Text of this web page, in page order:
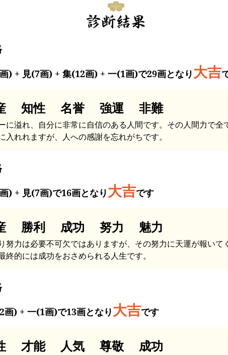
) + 見(7画) + 集(12画) + 一(1画)で29画となり 大吉
知性 名誉 強運 非難
に溢れ、自分に非常に自信のある人間です。その人間力で全
入れれますが、人への感謝を忘れがちです。
) + 見(7画)で16画となり 大吉です
勝利 成功 努力 魅力
努力は必要不可欠ではありますが、その努力に天運が報いて
終的には成功をおさめられる人生です。
画) + 一(1画)で13画となり 大吉です
才能 人気 尊敬 成功